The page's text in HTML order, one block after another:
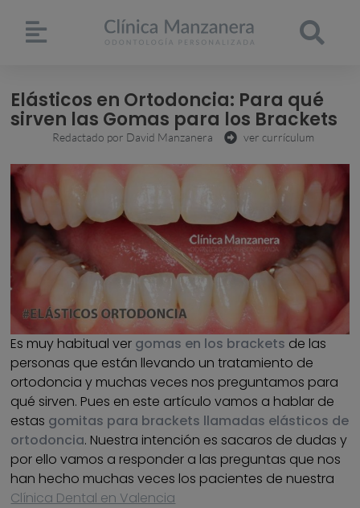
Elásticos en Ortodoncia: Para qué
sirven las Gomas para los Brackets
Redactado por David Manzanera ver currículum
Es muy habitual ver gomas en los brackets de las
personas que están llevando un tratamiento de
ortodoncia y muchas veces nos preguntamos para
qué sirven. Pues en este artículo vamos a hablar de
estas gomitas para brackets llamadas elásticos de
ortodoncia. Nuestra intención es sacaros de dudas y
por ello vamos a responder a las preguntas que nos
han hecho muchas veces los pacientes de nuestra
Clínica Dental en Valencia